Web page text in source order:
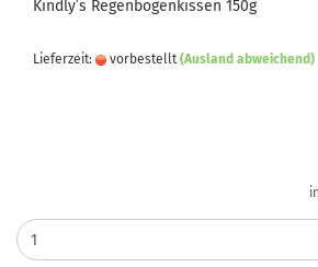
Kindly’s Regenbogenkissen 150g
Lieferzeit: vorbestellt (Ausland abweichend)